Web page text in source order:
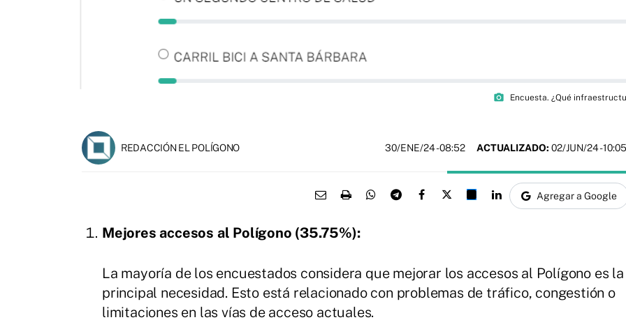
photo_camera Encuesta. ¿Qué
REDACCIÓN EL POLÍGONO 30/ENE/24- 08:52 ACTUALIZADO: 02/JUN/24 - 10:05
Agregar a Google
Mejores accesos al Polígono (35.75%):
La mayoría de los encuestados considera que mejorar los accesos al Polígono es la
principal necesidad. Esto está relacionado con problemas de tráfico, congestión o
limitaciones en las vías de acceso actuales.